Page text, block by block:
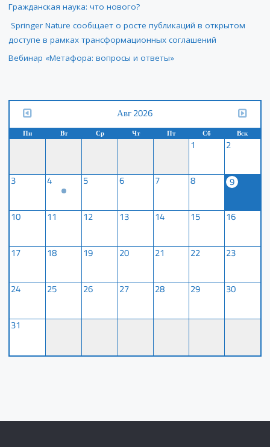
Гражданская наука: что нового?
Springer Nature сообщает о росте публикаций в открытом
доступе в рамках трансформационных соглашений
Вебинар «Метафора: вопросы и ответы»
Авг 2026
Пн Вт Ср Чт Пт Сб Вск
1 2
3 4 5 6 7 8
9
10
11 12 13 14 15 16
17 18 19 20 21 22 23
24 25 26 27 28 29 30
31